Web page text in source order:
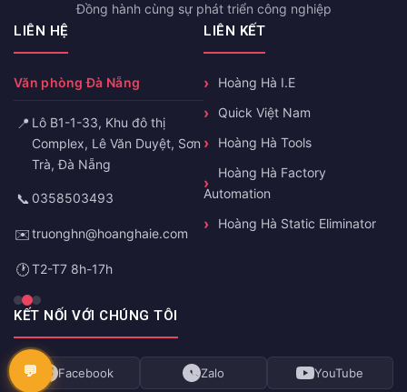
Đồng hành cùng sự phát triển công nghiệp
LIÊN HỆ
Văn phòng Đà Nẵng
📍 Lô B1-1-33, Khu đô thị
Complex, Lê Văn Duyệt, Sơn
Trà, Đà Nẵng
📞 0358503493
✉️truonghn@hoanghaie.com
🕐T2-T7 8h-17h
LIÊN KẾT
Hoàng Hà I.E
Quick Việt Nam
Hoàng Hà Tools
Hoàng Hà Factory
Automation
Hoàng Hà Static Eliminator
KẾT NỐI VỚI CHÚNG TÔI
Facebook Zalo YouTube